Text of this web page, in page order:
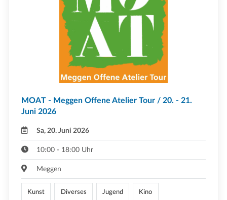
MOAT - Meggen Offene Atelier Tour / 20. - 21.
Juni 2026
Sa, 20. Juni 2026
10:00 - 18:00 Uhr
Meggen
Kunst Diverses Jugend Kino